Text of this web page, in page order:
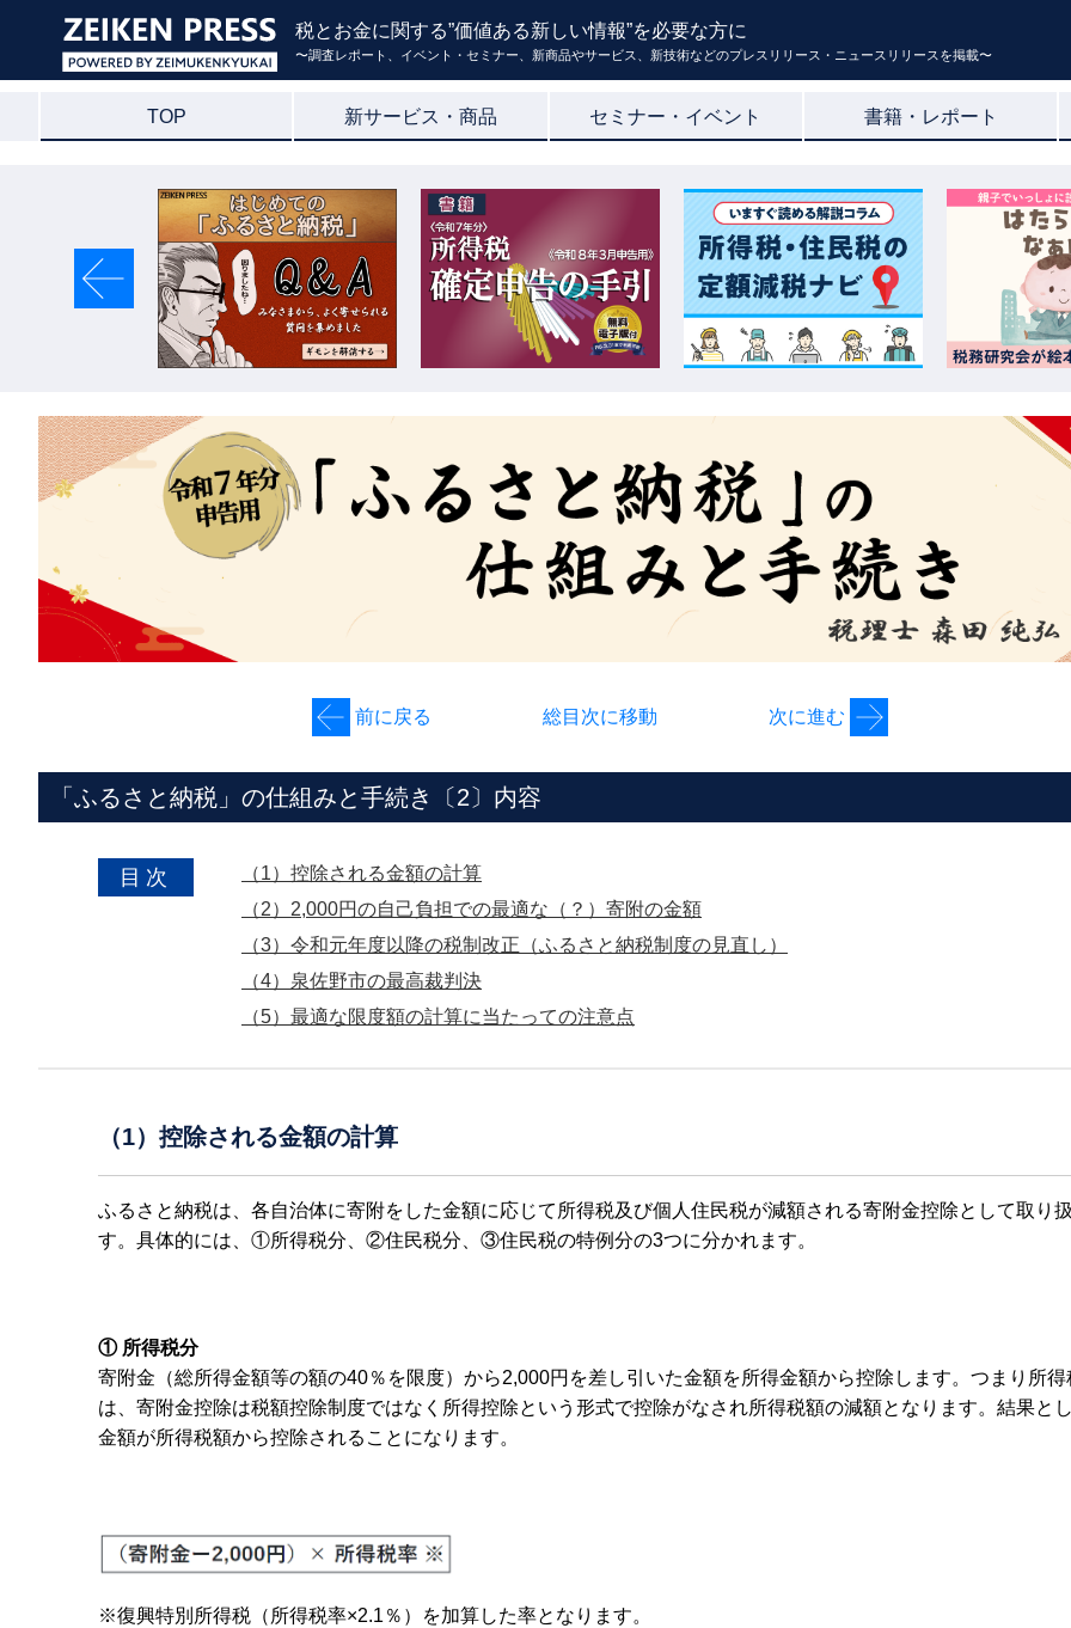
税とお金に関する”価値ある新しい情報”を必要な方に
〜調査レポート、イベント・セミナー、新商品やサービス、新技術などのプレスリリース・ニュースリリースを掲載〜
TOP 新サービス・商品 セミナー・イベント 書籍・レポート
Previous
前に戻る 総目次に移動 次に進む
「ふるさと納税」の仕組みと手続き〔2〕内容
目次
（1）控除される金額の計算
（2）2,000円の自己負担での最適な（？）寄附の金額
（3）令和元年度以降の税制改正（ふるさと納税制度の見直し）
（4）泉佐野市の最高裁判決
（5）最適な限度額の計算に当たっての注意点
（1）控除される金額の計算
ふるさと納税は、各自治体に寄附をした金額に応じて所得税及び個人住民税が減額される寄附金控除として取り
す。具体的には、①所得税分、②住民税分、③住民税の特例分の3つに分かれます。
① 所得税分
寄附金（総所得金額等の額の40％を限度）から2,000円を差し引いた金額を所得金額から控除します。つまり所得
は、寄附金控除は税額控除制度ではなく所得控除という形式で控除がなされ所得税額の減額となります。結果と
金額が所得税額から控除されることになります。
※復興特別所得税（所得税率×2.1％）を加算した率となります。